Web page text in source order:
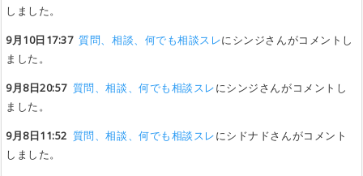
しました。
9月10日17:37 質問、相談、何でも相談スレにシンジさんがコメントし
ました。
9月8日20:57 質問、相談、何でも相談スレにシンジさんがコメントし
ました。
9月8日11:52 質問、相談、何でも相談スレにシドナドさんがコメント
しました。